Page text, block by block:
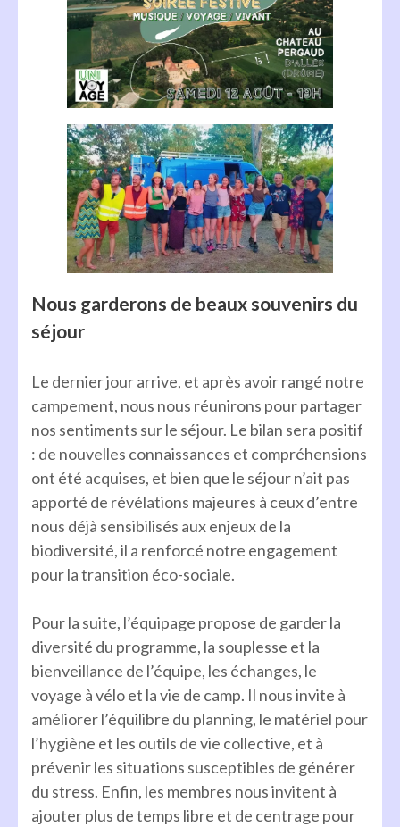
Nous garderons de beaux souvenirs du
séjour
Le dernier jour arrive, et après avoir rangé notre
campement, nous nous réunirons pour partager
nos sentiments sur le séjour. Le bilan sera positif
: de nouvelles connaissances et compréhensions
ont été acquises, et bien que le séjour n’ait pas
apporté de révélations majeures à ceux d’entre
nous déjà sensibilisés aux enjeux de la
biodiversité, il a renforcé notre engagement
pour la transition éco-sociale.
Pour la suite, l’équipage propose de garder la
diversité du programme, la souplesse et la
bienveillance de l’équipe, les échanges, le
voyage à vélo et la vie de camp. Il nous invite à
améliorer l’équilibre du planning, le matériel pour
l’hygiène et les outils de vie collective, et à
prévenir les situations susceptibles de générer
du stress. Enfin, les membres nous invitent à
ajouter plus de temps libre et de centrage pour